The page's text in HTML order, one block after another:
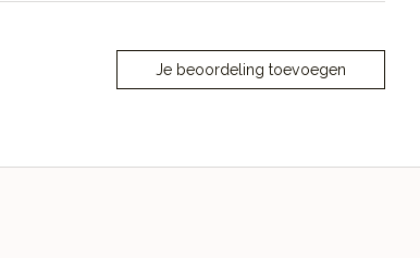
Je beoordeling toevoegen